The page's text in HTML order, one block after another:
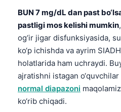
BUN 7 mg/dL dan past
pastligi mos kelishi mumkin
og‘ir jigar disfunksiyasida,
ko‘p ichishda va ayrim
holatlarida ham uchraydi.
ajratishni istagan
normal diapazoni
ko‘rib chiqadi.
Български
Dansk
हिन्दी
Bahasa Indonesia
Հայերեն